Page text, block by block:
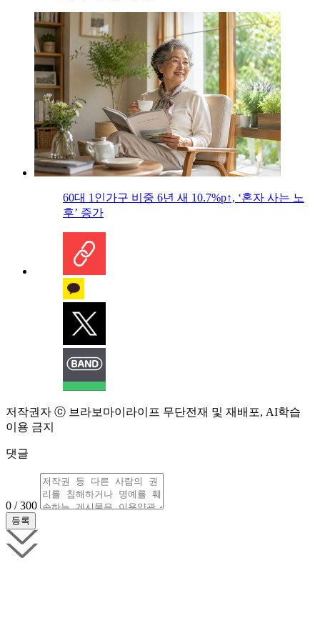
60대 1인가구 비중 6년 새 10.7%p↑, ‘혼자 사는 노
후’ 증가
저작권자 ⓒ 브라보마이라이프 무단전재 및 재배포, AI학습
이용 금지
댓글
0 / 300